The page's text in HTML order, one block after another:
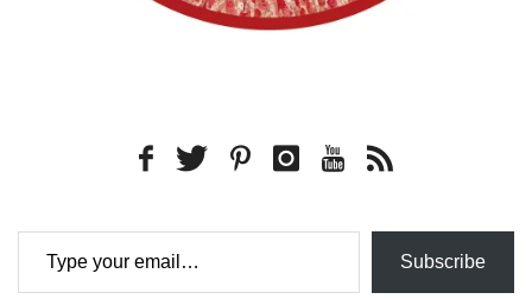
Type your email…
Subscribe